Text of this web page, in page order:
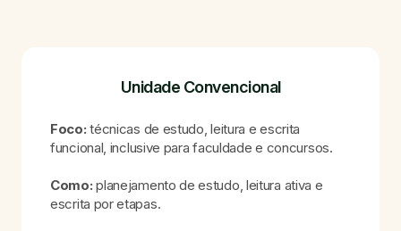
Unidade Convencional
Foco: técnicas de estudo, leitura e escrita
funcional, inclusive para faculdade e concursos.
Como: planejamento de estudo, leitura ativa e
escrita por etapas.